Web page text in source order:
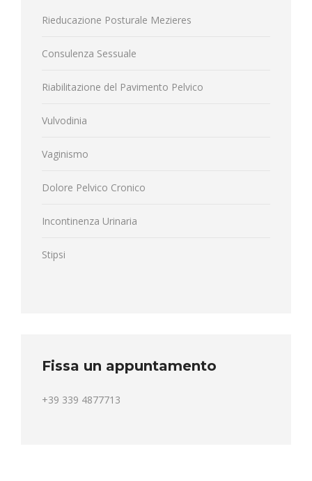
Rieducazione Posturale Mezieres
Consulenza Sessuale
Riabilitazione del Pavimento Pelvico
Vulvodinia
Vaginismo
Dolore Pelvico Cronico
Incontinenza Urinaria
Stipsi
Fissa un appuntamento
+39 339 4877713